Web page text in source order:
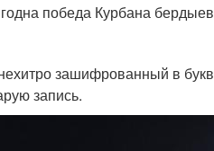
победа Курбана
зашифрованный в
запись.